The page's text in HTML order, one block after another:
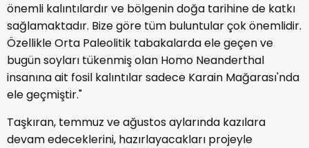
önemli kalıntılardır ve bölgenin doğa tarihine de katkı
sağlamaktadır. Bize göre tüm buluntular çok önemlidir.
Özellikle Orta Paleolitik tabakalarda ele geçen ve
bugün soyları tükenmiş olan Homo Neanderthal
insanına ait fosil kalıntılar sadece Karain Mağarası'nda
ele geçmiştir."
Taşkıran, temmuz ve ağustos aylarında kazılara
devam edeceklerini, hazırlayacakları projeyle